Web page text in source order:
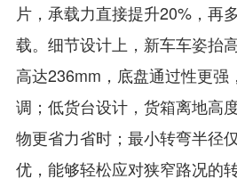
片，承载力直接提升20%，再
载。细节设计上，新车车姿抬
高达236mm，底盘通过性更强
调；低货台设计，货箱离地高
物更省力省时；最小转弯半径
优，能够轻松应对狭窄路况的